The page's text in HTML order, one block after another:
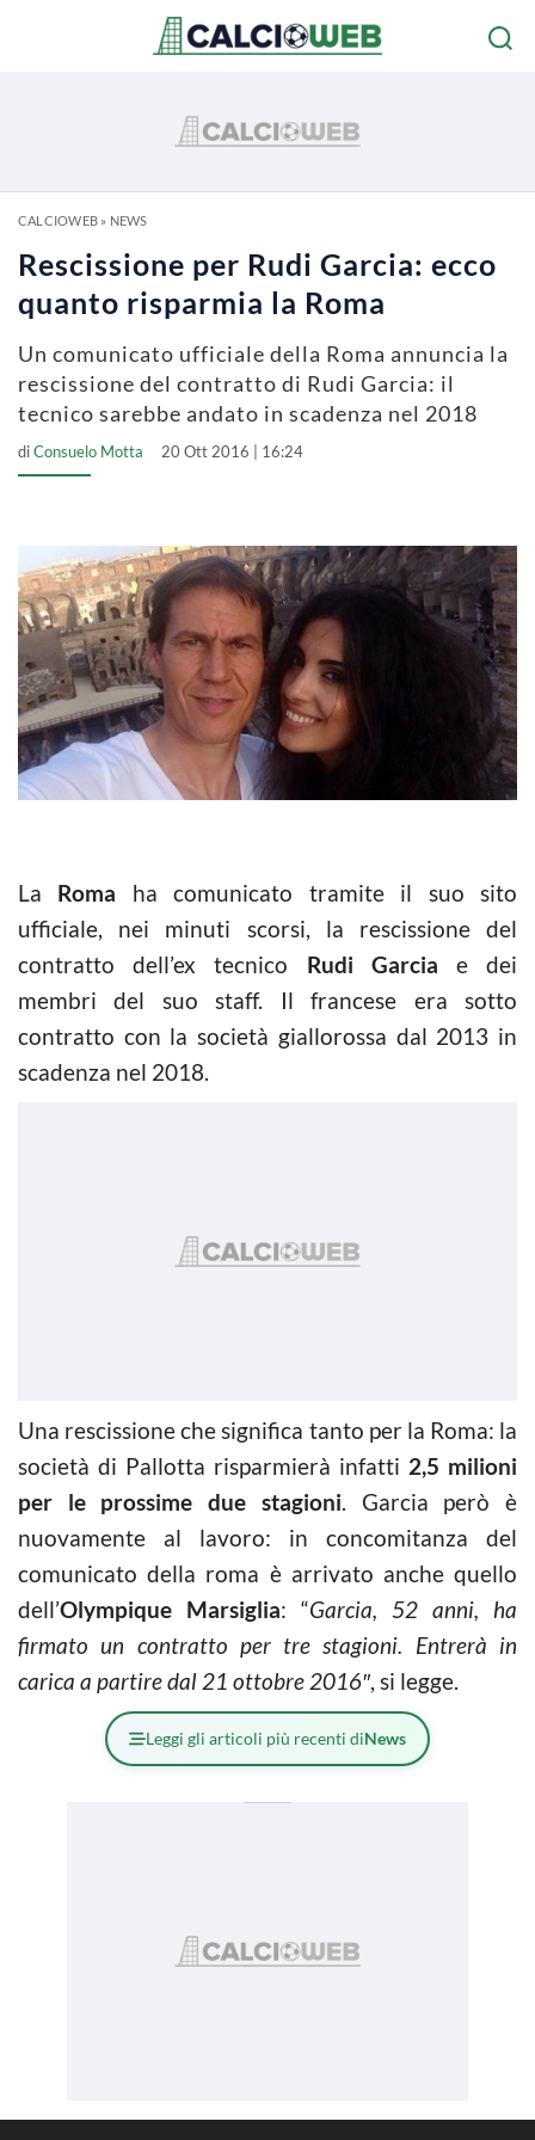
CALCIOWEB» NEWS
Rescissione per Rudi Garcia: ecco
quanto risparmia la Roma
Un comunicato ufficiale della Roma annuncia la
rescissione del contratto di Rudi Garcia: il
tecnico sarebbe andato in scadenza nel 2018
diConsuelo Motta 20 Ott 2016 | 16:24
La Roma ha comunicato tramite il suo sito
ufficiale, nei minuti scorsi, la rescissione del
contratto dell’ex tecnico Rudi Garcia e dei
membri del suo staff. Il francese era sotto
contratto con la società giallorossa dal 2013 in
scadenza nel 2018.
Una rescissione che significa tanto per la Roma: la
società di Pallotta risparmierà infatti 2,5 milioni
per le prossime due stagioni. Garcia però è
nuovamente al lavoro: in concomitanza del
comunicato della roma è arrivato anche quello
dell’Olympique Marsiglia: “Garcia, 52 anni, ha
firmato un contratto per tre stagioni. Entrerà in
carica a partire dal 21 ottobre 2016″, si legge.
Leggi gli articoli più recenti diNews